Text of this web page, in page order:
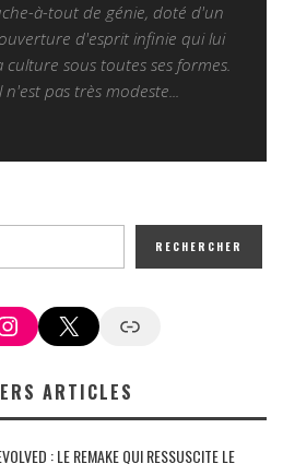
à-tout de génie, doté d'un
d'esprit infinie qui lui
sous toutes ses formes.
n'est pas très modeste...
RECHERCHER
X Google News
ARTICLES
: LE REMAKE QUI RESSUSCITE LE